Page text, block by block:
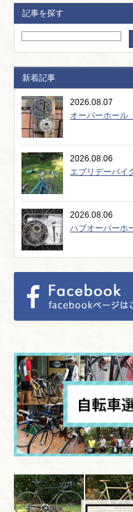
記事を探す
新着記事
2026.08.07
オーバーホー
2026.08.06
エブリデーバ
2026.08.06
ハブオーバー